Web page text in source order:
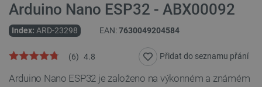
Arduino Nano ESP32 - ABX00092
Index: ARD-23298 EAN:7630049204584
4.8
(6) Přidat do seznamu přání
Arduino Nano ESP32 je založeno na výkonném a známém